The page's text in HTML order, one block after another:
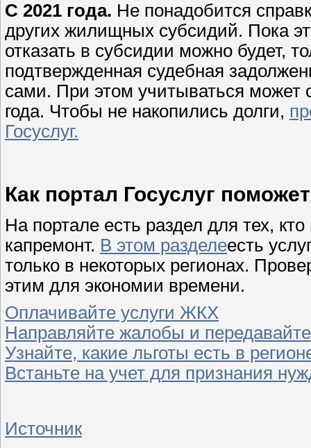
С 2021 года. Не понадобится
других жилищных субсидий. Пока
отказать в субсидии можно будет,
подтвержденная судебная
сами. При этом учитываться может
года. Чтобы не накопились долги,
Госуслуг.
Как портал Госуслуг
На портале есть раздел для тех,
капремонт. В этом разделеесть
только в некоторых регионах.
этим для экономии времени.
Оплачивайте услуги ЖКХ
Направляйте жалобы и
Узнайте, какие льготы есть в
Встаньте на учет для признания
Источник